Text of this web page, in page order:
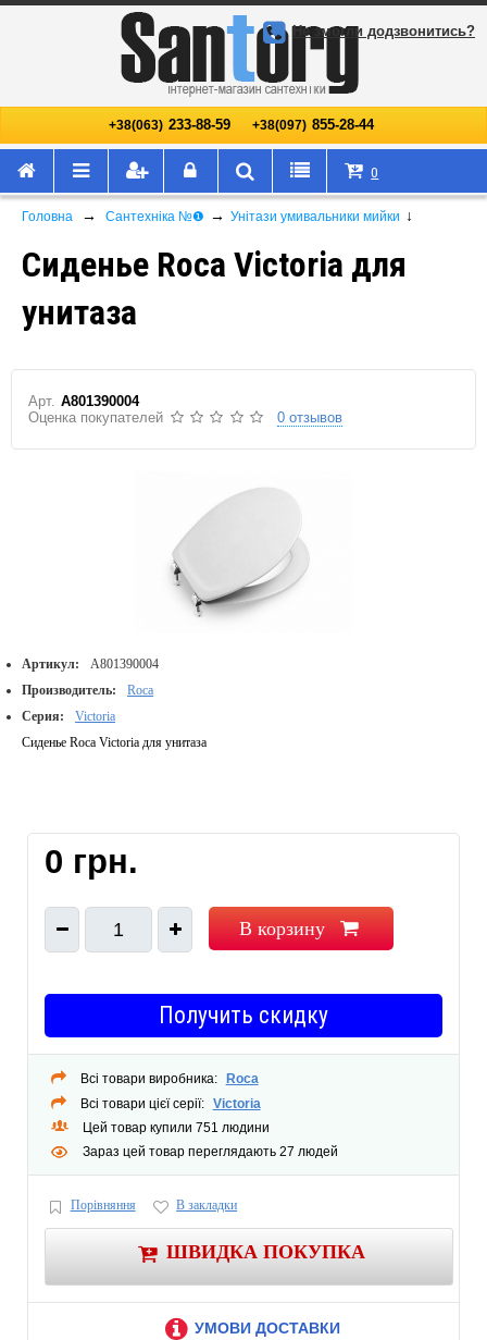
+38(063) 233-88-59 +38(097) 855-28-44
Не змогли додзвонитись?
0
Головна → Сантехніка №❶ → Унітази умивальники мийки ↓
Сиденье Roca Victoria для
унитаза
Арт. A801390004
Оценка покупателей
0 отзывов
Артикул:
A801390004
Производитель:
Roca
Серия:
Victoria
Сиденье Roca Victoria для унитаза
0 грн.
1 В корзину
Получить скидку
Всі товари виробника:
Roca
Всі товари цієї серії: Victoria
Цей товар купили 751 людини
Зараз цей товар переглядають 27 людей
Порівняння В закладки
ШВИДКА ПОКУПКА
УМОВИ ДОСТАВКИ